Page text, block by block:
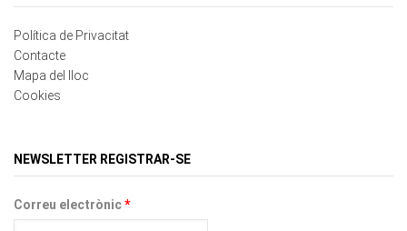
Contacte
Mapa del lloc
Cookies